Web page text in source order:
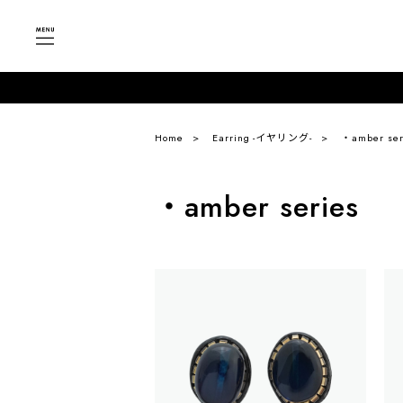
Home Earring -イヤリング- ・amber
・amber series